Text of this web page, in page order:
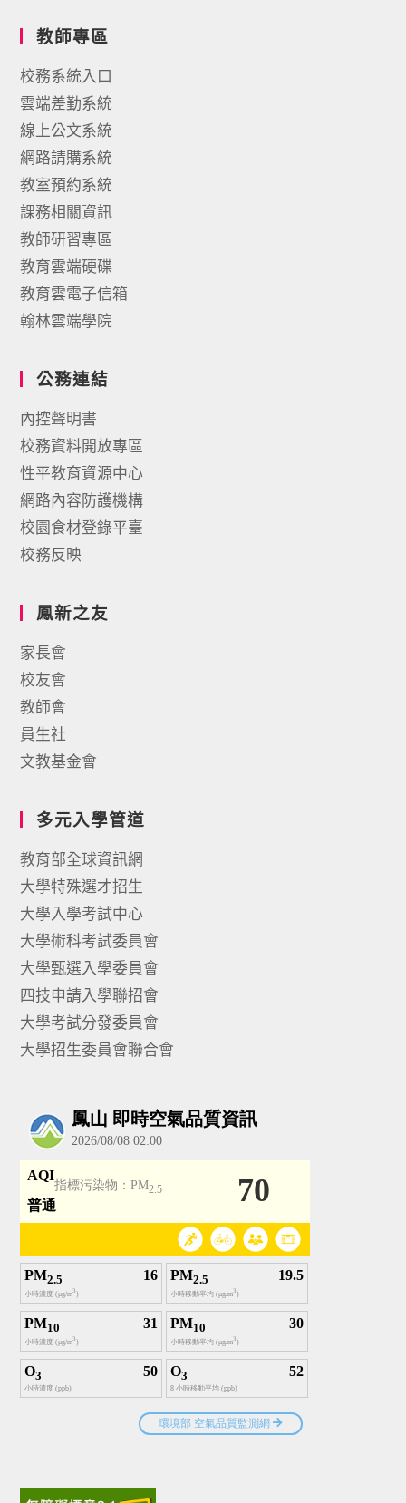
教師專區
校務系統入口
雲端差勤系統
線上公文系統
網路請購系統
教室預約系統
課務相關資訊
教師研習專區
教育雲端硬碟
教育雲電子信箱
翰林雲端學院
公務連結
內控聲明書
校務資料開放專區
性平教育資源中心
網路內容防護機構
校園食材登錄平臺
校務反映
鳳新之友
家長會
校友會
教師會
員生社
文教基金會
多元入學管道
教育部全球資訊網
大學特殊選才招生
大學入學考試中心
大學術科考試委員會
大學甄選入學委員會
四技申請入學聯招會
大學考試分發委員會
大學招生委員會聯合會